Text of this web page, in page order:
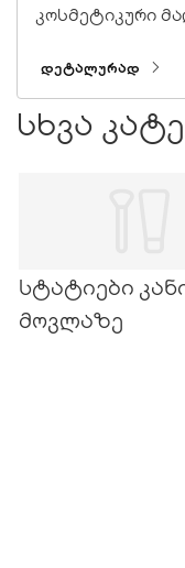
კოსმეტიკური
ამის გაგების
იმ პროდუქტის
სჭირდება.
ᲓᲔᲢᲐᲚᲣᲠᲐᲓ
სხვა
სტატიები
მოვლაზე